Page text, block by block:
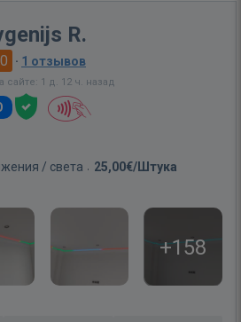
R.
· 1 отзывов
сайте: 1 д. 12 ч. назад
/ света 25,00€/Штука
+158